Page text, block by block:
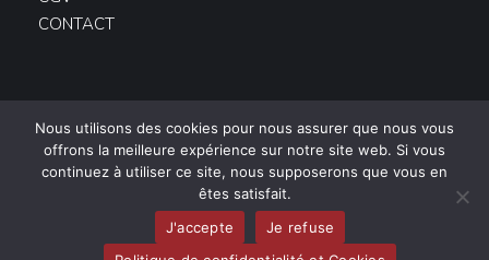
CONTACT
Copyright 2022 © Réalisé par AdéKoi–CGV–Mentions légales–
Politique de confidentialité et cookies
L’abus d’alcool est dangereux pour la santé. À consommer avec
modération. La consommation d’alcool est vivement déconseillée aux
La vente d’alcool à des mineurs de moins de 18
ans est interdite.En accédant à nos offres, vous déclarez avoir 18
Nous utilisons des cookies pour nous assurer que nous vous
offrons la meilleure expérience sur notre site web. Si vous
continuez à utiliser ce site, nous supposerons que vous en
êtes satisfait.
J'accepte
Je refuse